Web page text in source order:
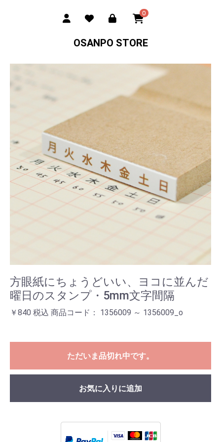
0
OSANPO STORE
方眼紙にちょうどいい、ヨコに並んだ
曜日のスタンプ・5mm文字間隔
￥840 税込 商品コード： 1356009 ～ 1356009_o
ただいま品切れ中です。
お気に入りに追加